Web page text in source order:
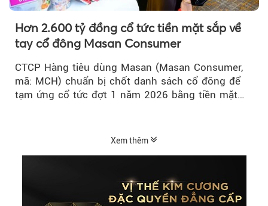
Hơn 2.600 tỷ đồng cổ tức tiền mặt sắp về
tay cổ đông Masan Consumer
CTCP Hàng tiêu dùng Masan (Masan Consumer,
mã: MCH) chuẩn bị chốt danh sách cổ đông để
tạm ứng cổ tức đợt 1 năm 2026 bằng tiền mặt
Xem thêm